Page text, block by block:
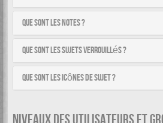
Que sont les notes ?
Que sont les sujets verrouillés ?
Que sont les icônes de sujet ?